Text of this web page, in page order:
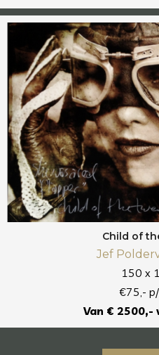
Child of
Jef
150 x
€75,-
Van € 2500,-